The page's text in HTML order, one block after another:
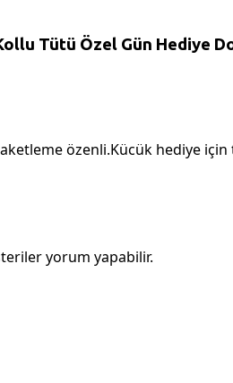
Tütü Özel Gün Hediye
özenli.Kücük hediye
yorum yapabilir.